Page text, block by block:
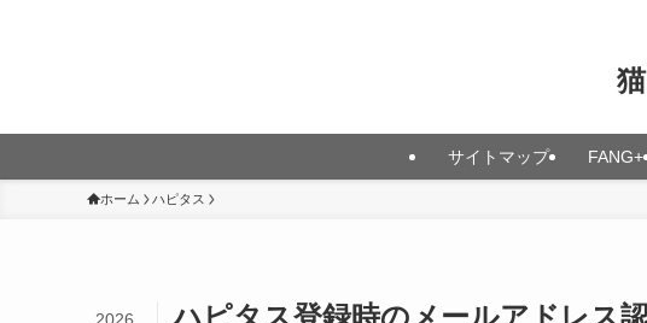
サイトマップ FANG+
ホーム ハピタス
ハピタス登録時のメールアドレス